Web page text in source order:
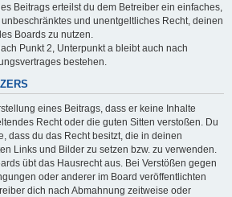
Beitrags erteilst du dem Betreiber ein einfaches,
und unentgeltliches Recht, deinen
Boards zu nutzen.
Punkt 2, Unterpunkt a bleibt auch nach
bestehen.
eines Beitrags, dass er keine Inhalte
Recht oder die guten Sitten verstoßen. Du
dass du das Recht besitzt, die in deinen
Links und Bilder zu setzen bzw. zu verwenden.
übt das Hausrecht aus. Bei Verstößen gegen
oder anderer im Board veröffentlichten
dich nach Abmahnung zeitweise oder